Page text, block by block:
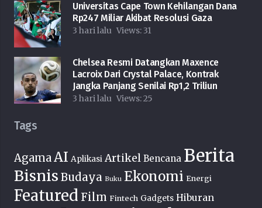
Universitas Cape Town Kehilangan Dana
Rp247 Miliar Akibat Resolusi Gaza
3 hari lalu Views: 31
Chelsea Resmi Datangkan Maxence
Lacroix Dari Crystal Palace, Kontrak
Jangka Panjang Senilai Rp1,2 Triliun
3 hari lalu Views:25
Tags
AgamaAI Aplikasi Artikel Bencana Berita
Bisnis Budaya Buku Ekonomi Energi
Featured Film Fintech Gadgets Hiburan